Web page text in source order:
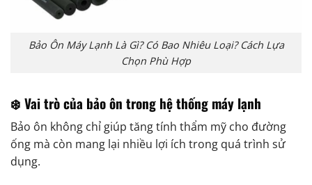
Bảo Ôn Máy Lạnh Là Gì? Có Bao Nhiêu Loại? Cách Lựa
Chọn Phù Hợp
❄️ Vai trò của bảo ôn trong hệ thống máy lạnh
Bảo ôn không chỉ giúp tăng tính thẩm mỹ cho đường
ống mà còn mang lại nhiều lợi ích trong quá trình sử
dụng.